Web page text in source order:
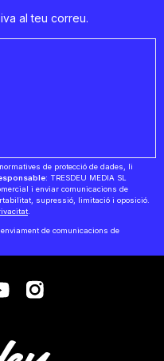
al teu correu.
de protecció de dades, li
TRESDEU MEDIA SL
i enviar comunicacions de
supressió, limitació i oposició.
de comunicacions de